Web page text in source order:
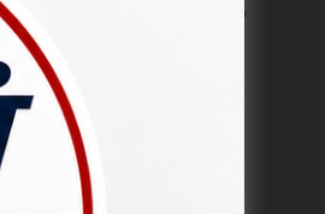
பாலக்கோட்டில் திமுகவினர் சாலை
மறியல்; 200-க்கும் மேற்பட்டோர்
கைது.
ஆகஸ்ட் 04, 2026
மக்கள் தொகை கணக்கெடுப்பு –
2027: முதல் கட்ட வீட்டுப் பட்டியல்
கணக்கெடுப்பு ஆகஸ்ட் 1 முதல்
தொடக்கம்.